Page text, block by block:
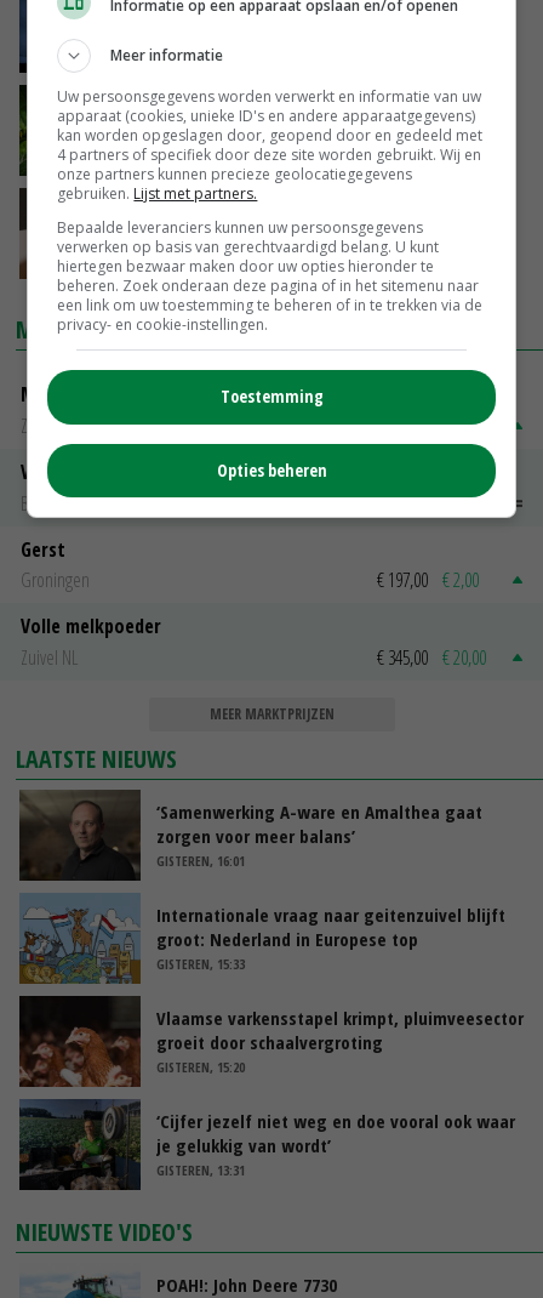
06-04-2020
Betalingsuitstel op milieu- en
energieheffingen
03-04-2020
Uitstel voor loonaangifte kleine
ondernemers
03-02-2020
MARKTPRIJZEN
Magere melkpoeder
Zuivel NL
€ 269,00 € 7,00
Vleeskuikens 2001-2600 gr
Barneveld
€ 1,09~ € 1,11
Gerst
Groningen
€ 197,00 € 2,00
Volle melkpoeder
Zuivel NL
€ 345,00 € 20,00
MEER MARKTPRIJZEN
LAATSTE NIEUWS
‘Samenwerking A-ware en Amalthea gaat
zorgen voor meer balans’
GISTEREN, 16:01
Internationale vraag naar geitenzuivel blijft
groot: Nederland in Europese top
GISTEREN, 15:33
Vlaamse varkensstapel krimpt, pluimveesector
groeit door schaalvergroting
GISTEREN, 15:20
‘Cijfer jezelf niet weg en doe vooral ook waar
je gelukkig van wordt’
GISTEREN, 13:31
NIEUWSTE VIDEO'S
POAH!: John Deere 7730
Informatie op een apparaat opslaan en/of openen
Meer informatie
Uw persoonsgegevens worden verwerkt en informatie van uw
apparaat (cookies, unieke ID's en andere apparaatgegevens)
kan worden opgeslagen door, geopend door en gedeeld met
4 partners of specifiek door deze site worden gebruikt. Wij en
onze partners kunnen precieze geolocatiegegevens
gebruiken. Lijst met partners.
Bepaalde leveranciers kunnen uw persoonsgegevens
verwerken op basis van gerechtvaardigd belang. U kunt
hiertegen bezwaar maken door uw opties hieronder te
beheren. Zoek onderaan deze pagina of in het sitemenu naar
een link om uw toestemming te beheren of in te trekken via de
privacy- en cookie-instellingen.
Toestemming
Opties beheren